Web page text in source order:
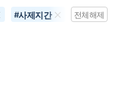
#사제지간 #역하렘
전체해제